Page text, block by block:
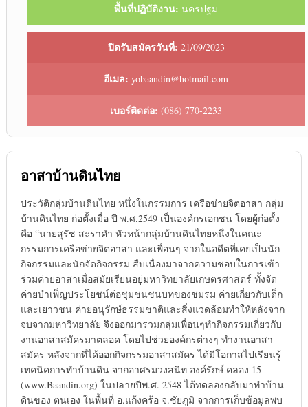
พื้นที่ปฏิบัติงาน: นครปฐม
ปิดรับสมัครวันที่: 21/09/2023
อีเมล: yobaandin@hotmail.com
เบอร์ติดต่อ: (086) 770-2233
อาสาบ้านดินไทย
ประวัติกลุ่มบ้านดินไทย หนึ่งในกรรมการ เครือข่ายจิตอาสา กลุ่ม
บ้านดินไทย ก่อตั้งเมื่อ ปี พ.ศ.2549 เป็นองค์กรเอกชน โดยผู้ก่อตั้ง
คือ “นายสุรัช สะราคำ หัวหน้ากลุ่มบ้านดินไทยหนึ่งในคณะ
กรรมการเครือข่ายจิตอาสา และเพื่อนๆ จากในอดีตที่เคยเป็นนัก
กิจกรรมและนักจัดกิจกรรม สืบเนื่องมาจากความชอบในการเข้า
ร่วมค่ายอาสาเมื่อสมัยเรียนอยู่มหาวิทยาลัยเกษตรศาสตร์ ทั้งจัด
ค่ายบำเพ็ญประโยชน์ต่อชุมชนชนบทของชมรม ค่ายเกี่ยวกับเด็ก
และเยาวชน ค่ายอนุรักษ์ธรรมชาติและสิ่งแวดล้อมทำให้หลังจาก
จบจากมหาวิทยาลัย จึงออกมารวมกลุ่มเพื่อนๆทำกิจกรรมเกี่ยวกับ
งานอาสาสมัครมาตลอด โดยไปช่วยองค์กรต่างๆ ทำงานอาสา
สมัคร หลังจากที่ได้ออกกิจกรรมอาสาสมัคร ได้มีโอกาสไปเรียนรู้
เทคนิคการทำบ้านดิน จากอาศรมวงสนิท องค์รักษ์ คลอง 15
(www.Baandin.org) ในปลายปีพ.ศ. 2548 ได้ทดลองกลับมาทำบ้าน
ดินของ ตนเอง ในพื้นที่ อ.แก้งคร้อ จ.ชัยภูมิ จากการเก็บข้อมูลพบ